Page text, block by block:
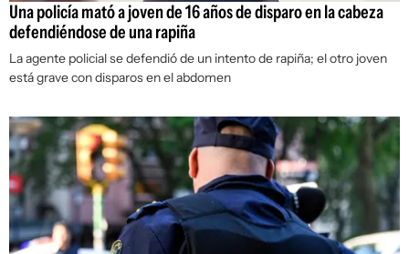
Una policía mató a joven de 16 años de disparo en la cabeza
defendiéndose de una rapiña
La agente policial se defendió de un intento de rapiña; el otro joven
está grave con disparos en el abdomen